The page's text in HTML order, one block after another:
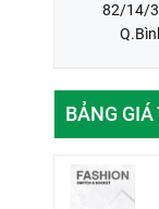
82/14/
BẢNG